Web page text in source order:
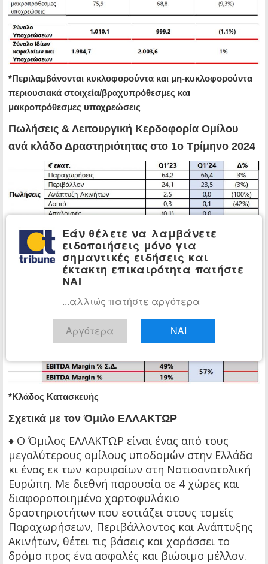
*Περιλαμβάνονται κυκλοφορούντα και μη-κυκλοφορούντα
περιουσιακά στοιχεία/βραχυπρόθεσμες και
μακροπρόθεσμες υποχρεώσεις
Πωλήσεις & Λειτουργική Κερδοφορία Ομίλου
ανά κλάδο Δραστηριότητας στο 1ο Τρίμηνο 2024
*Κλάδος Κατασκευής
Σχετικά με τον Όμιλο ΕΛΛΑΚΤΩΡ
♦ Ο Όμιλος ΕΛΛΑΚΤΩΡ είναι ένας από τους
μεγαλύτερους ομίλους υποδομών στην Ελλάδα
κι ένας εκ των κορυφαίων στη Νοτιοανατολική
Ευρώπη. Με διεθνή παρουσία σε 4 χώρες και
διαφοροποιημένο χαρτοφυλάκιο
δραστηριοτήτων που εστιάζει στους τομείς
Παραχωρήσεων, Περιβάλλοντος και Ανάπτυξης
Ακινήτων, θέτει τις βάσεις και χαράσσει το
δρόμο προς ένα ασφαλές και βιώσιμο μέλλον.
Εάν θέλετε να λαμβάνετε
ειδοποιήσεις μόνο για
σημαντικές ειδήσεις και
έκτακτη επικαιρότητα πατήστε
ΝΑΙ
...αλλιώς πατήστε αργότερα
Αργότερα ΝΑΙ